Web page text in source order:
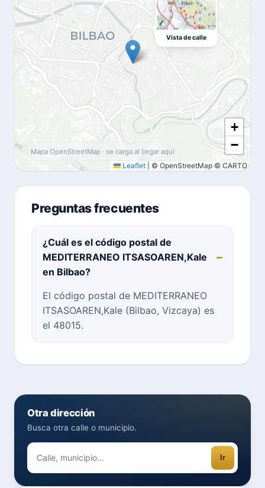
+
−
Leaflet © OpenStreetMap © CARTO
Vista de calle
Mapa OpenStreetMap · se carga al llegar aquí
Preguntas frecuentes
¿Cuál es el código postal de
MEDITERRANEO ITSASOAREN,Kale
en Bilbao?
El código postal de MEDITERRANEO
ITSASOAREN,Kale (Bilbao, Vizcaya) es
el 48015.
Otra dirección
Busca otra calle o municipio.
Ir